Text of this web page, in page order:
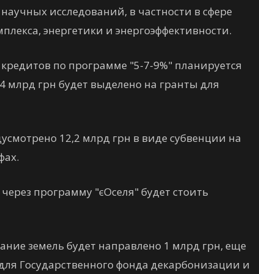
исследований, в частности в сфере
энергетики и энергоэффективности.
по программе "5-7-9%" планируется
млрд грн будет выделено на гранты для
12,2 млрд грн в виде субвенции на
программу "єОселя" будет стоить
земель будет направлено 1 млрд грн, еще
Государственного фонда декарбонизации и